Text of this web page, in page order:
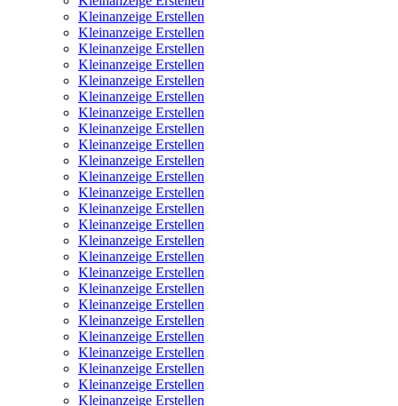
Kleinanzeige Erstellen
Kleinanzeige Erstellen
Kleinanzeige Erstellen
Kleinanzeige Erstellen
Kleinanzeige Erstellen
Kleinanzeige Erstellen
Kleinanzeige Erstellen
Kleinanzeige Erstellen
Kleinanzeige Erstellen
Kleinanzeige Erstellen
Kleinanzeige Erstellen
Kleinanzeige Erstellen
Kleinanzeige Erstellen
Kleinanzeige Erstellen
Kleinanzeige Erstellen
Kleinanzeige Erstellen
Kleinanzeige Erstellen
Kleinanzeige Erstellen
Kleinanzeige Erstellen
Kleinanzeige Erstellen
Kleinanzeige Erstellen
Kleinanzeige Erstellen
Kleinanzeige Erstellen
Kleinanzeige Erstellen
Kleinanzeige Erstellen